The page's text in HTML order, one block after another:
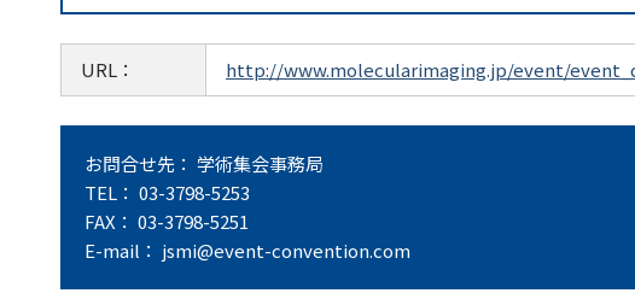
URL： http://www.molecularimaging.jp/event/
お問合せ先： 学術集会事務局
TEL： 03-3798-5253
FAX： 03-3798-5251
E-mail： jsmi@event-convention.com